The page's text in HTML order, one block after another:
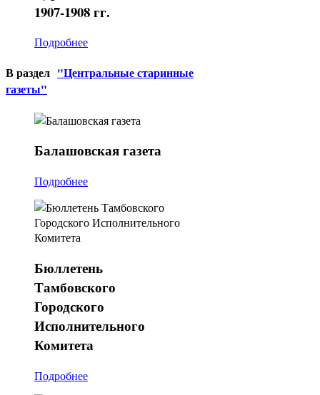
1907-1908 гг.
Подробнее
В раздел "Центральные старинные
газеты"
Балашовскаягазета
Подробнее
Бюллетень
Тамбовского
Городского
Исполнительного
Комитета
Подробнее